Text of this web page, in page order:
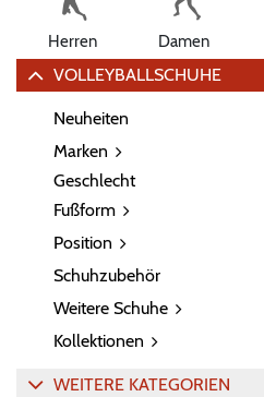
Herren Damen
VOLLEYBALLSCHUHE
Neuheiten
Marken
Geschlecht
Fußform
Position
Schuhzubehör
Weitere Schuhe
Kollektionen
WEITERE KATEGORIEN